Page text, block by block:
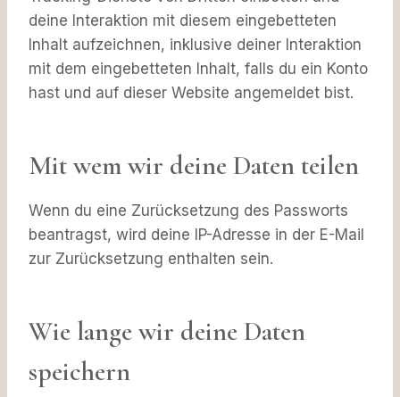
deine Interaktion mit diesem eingebetteten
Inhalt aufzeichnen, inklusive deiner Interaktion
mit dem eingebetteten Inhalt, falls du ein Konto
hast und auf dieser Website angemeldet bist.
Mit wem wir deine Daten teilen
Wenn du eine Zurücksetzung des Passworts
beantragst, wird deine IP-Adresse in der E-Mail
zur Zurücksetzung enthalten sein.
Wie lange wir deine Daten
speichern